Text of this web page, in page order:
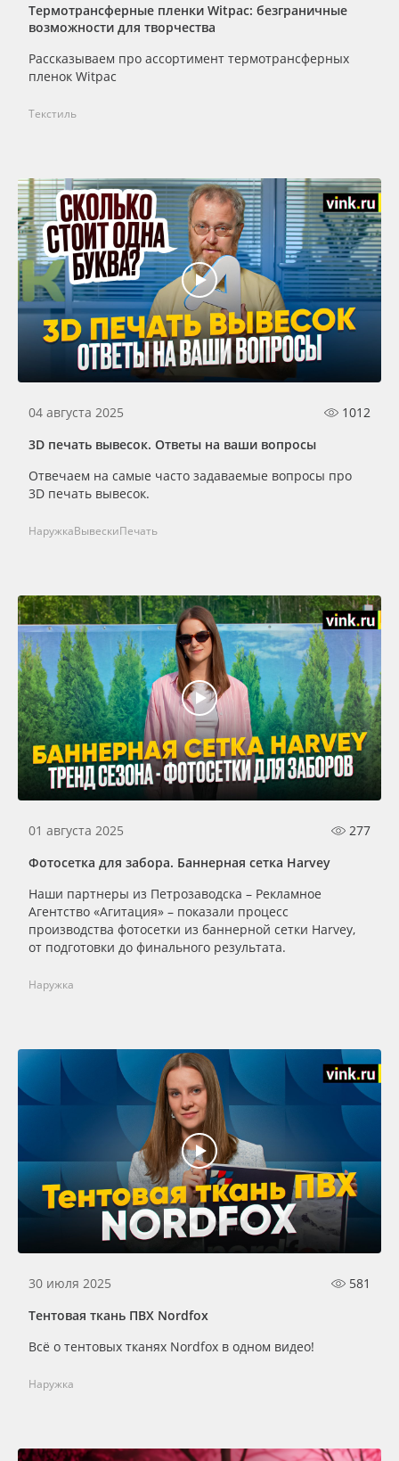
Термотрансферные пленки Witpac: безграничные
возможности для творчества
Рассказываем про ассортимент термотрансферных
пленок Witpac
Текстиль
04 августа 2025
1012
3D печать вывесок. Ответы на ваши вопросы
Отвечаем на самые часто задаваемые вопросы про
3D печать вывесок.
НаружкаВывескиПечать
01 августа 2025
277
Фотосетка для забора. Баннерная сетка Harvey
Наши партнеры из Петрозаводска – Рекламное
Агентство «Агитация» – показали процесс
производства фотосетки из баннерной сетки Harvey,
от подготовки до финального результата.
Наружка
30 июля 2025
581
Тентовая ткань ПВХ Nordfox
Всё о тентовых тканях Nordfox в одном видео!
Наружка